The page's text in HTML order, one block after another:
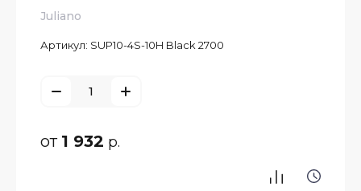
Juliano
Артикул: SUP10-4S-10H Black 2700
от 1 932 р.